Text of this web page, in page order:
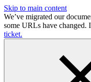
Skip to main content
We’ve migrated our
some URLs have
ticket.